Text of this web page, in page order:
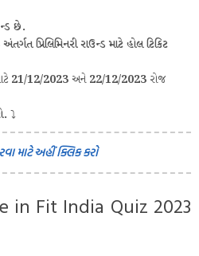
છે.
પ્રિલિમિનરી રાઉન્ડ માટે હોલ ટિકિટ
21/12/2023 અને 22/12/2023 રોજ
⤵️
માટે અહીં ક્લિક કરો
in Fit India Quiz 2023